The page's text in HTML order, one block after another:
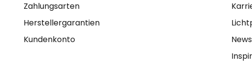
Zahlungsarten
Herstellergarantien
Kundenkonto